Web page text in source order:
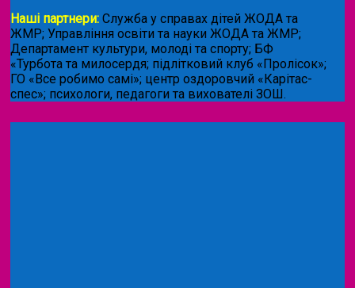
Наші партнери: Служба у справах дітей ЖОДА та
ЖМР; Управління освіти та науки ЖОДА та ЖМР;
Департамент культури, молоді та спорту; БФ
«Турбота та милосердя; підлітковий клуб «Пролісок»;
ГО «Все робимо самі»; центр оздоровчий «Карітас-
спес»; психологи, педагоги та вихователі ЗОШ.